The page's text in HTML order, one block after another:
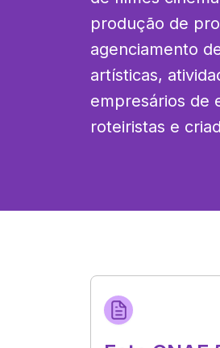
produção de
agenciamento
artísticas,
empresários de
roteiristas e